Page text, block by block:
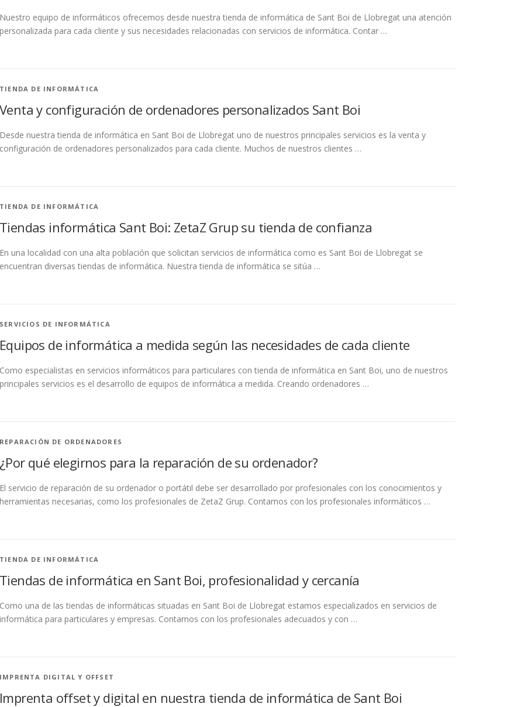
Nuestro equipo de informáticos ofrecemos desde nuestra tienda de informática de Sant Boi de Llobregat una atención
personalizada para cada cliente y sus necesidades relacionadas con servicios de informática. Contar …
TIENDA DE INFORMÁTICA
Venta y configuración de ordenadores personalizados Sant Boi
Desde nuestra tienda de informática en Sant Boi de Llobregat uno de nuestros principales servicios es la venta y
configuración de ordenadores personalizados para cada cliente. Muchos de nuestros clientes …
TIENDA DE INFORMÁTICA
Tiendas informática Sant Boi: ZetaZ Grup su tienda de confianza
En una localidad con una alta población que solicitan servicios de informática como es Sant Boi de Llobregat se
encuentran diversas tiendas de informática. Nuestra tienda de informática se sitúa …
SERVICIOS DE INFORMÁTICA
Equipos de informática a medida según las necesidades de cada cliente
Como especialistas en servicios informáticos para particulares con tienda de informática en Sant Boi, uno de nuestros
principales servicios es el desarrollo de equipos de informática a medida. Creando ordenadores …
REPARACIÓN DE ORDENADORES
¿Por qué elegirnos para la reparación de su ordenador?
El servicio de reparación de su ordenador o portátil debe ser desarrollado por profesionales con los conocimientos y
herramientas necesarias, como los profesionales de ZetaZ Grup. Contamos con los profesionales informáticos …
TIENDA DE INFORMÁTICA
Tiendas de informática en Sant Boi, profesionalidad y cercanía
Como una de las tiendas de informáticas situadas en Sant Boi de Llobregat estamos especializados en servicios de
informática para particulares y empresas. Contamos con los profesionales adecuados y con …
IMPRENTA DIGITAL Y OFFSET
Imprenta offset y digital en nuestra tienda de informática de Sant Boi